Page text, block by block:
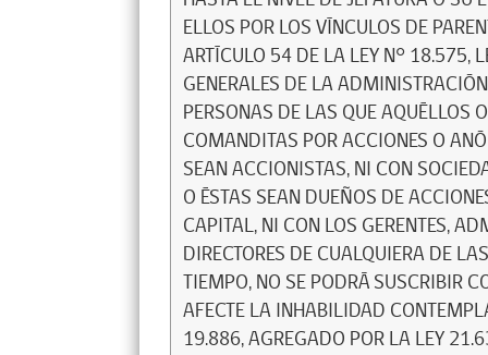
ELLOS POR LOS VÍNCULOS DE
ARTÍCULO 54 DE LA LEY N° 18.575,
GENERALES DE LA
PERSONAS DE LAS QUE AQUÉLLOS
COMANDITAS POR ACCIONES O
SEAN ACCIONISTAS, NI CON
O ÉSTAS SEAN DUEÑOS DE
CAPITAL, NI CON LOS GERENTES,
DIRECTORES DE CUALQUIERA DE
TIEMPO, NO SE PODRÁ SUSCRIBIR
AFECTE LA INHABILIDAD
19.886, AGREGADO POR LA LEY